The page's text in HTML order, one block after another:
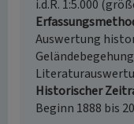
i.d.R. 1:5.000
Auswertung
Historischer
Beginn 1888 bis